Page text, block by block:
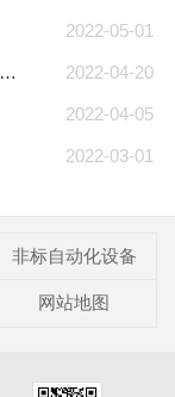
2022-05-01
2022-04-20
谷雨过后再无寒，人间芳菲已向暖，今日谷雨
2022-04-05
2022-03-01
非标自动化设备
网站地图